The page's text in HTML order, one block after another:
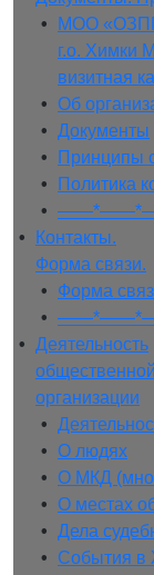
•
МОО
г.о. Химки
визитная
• Об
• Документы
•
Принципы
•
Политика
•
•
Контакты.
Форма связи.
•
Форма
•
• Деятельность
общественной
организации
•
• О людях
• О МКД
• О местах
• Дела
•
События в